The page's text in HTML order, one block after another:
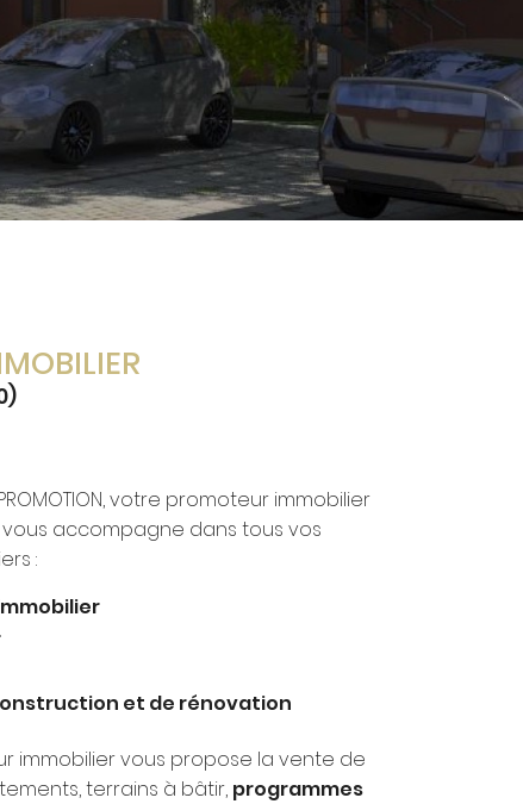
votre promoteur immobilier
vous accompagne dans tous vos
:
et de rénovation
immobilier vous propose la vente de
terrains à bâtir, programmes